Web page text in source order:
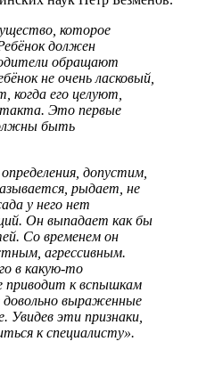
которое
должен
обращают
не очень ласковый,
когда его целуют,
Это первые
быть
допустим,
рыдает, не
у него нет
Он выпадает как бы
Со временем он
агрессивным.
в какую-то
приводит к вспышкам
выраженные
эти признаки,
к специалисту».